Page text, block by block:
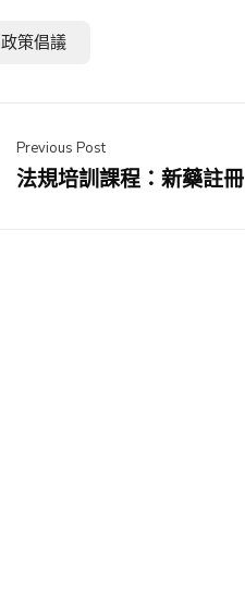
政策倡議
Previous Post
法規培訓課程：新藥註冊